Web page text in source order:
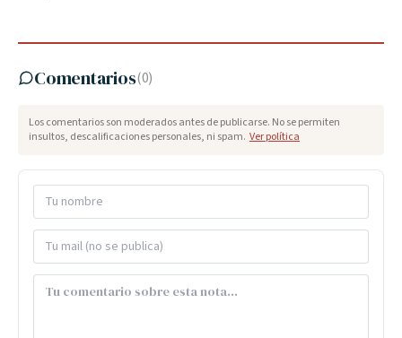
Comentarios(0)
Los comentarios son moderados antes de publicarse. No se permiten
insultos, descalificaciones personales, ni spam. Ver política